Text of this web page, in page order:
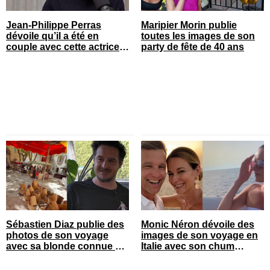
Jean-Philippe Perras
dévoile qu’il a été en
couple avec cette actrice
Maripier Morin publie
toutes les images de son
party de fête de 40 ans
Sébastien Diaz publie des
photos de son voyage
avec sa blonde connue en
Monic Néron dévoile des
images de son voyage en
Italie avec son chum